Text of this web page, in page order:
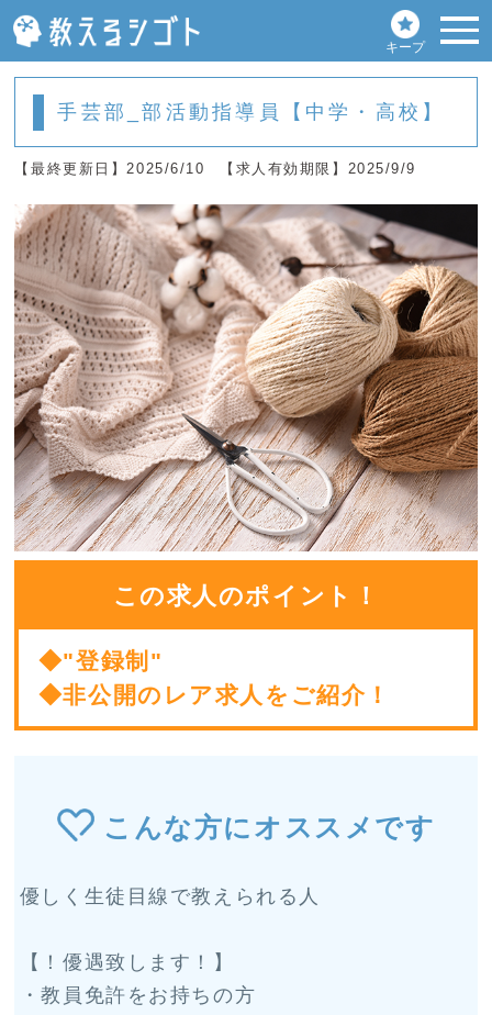
キープ
手芸部_部活動指導員【中学・高校】
【最終更新日】2025/6/10 【求人有効期限】2025/9/9
この求人のポイント！
◆"登録制"
◆非公開のレア求人をご紹介！
こんな方にオススメです
優しく生徒目線で教えられる人
【！優遇致します！】
・教員免許をお持ちの方